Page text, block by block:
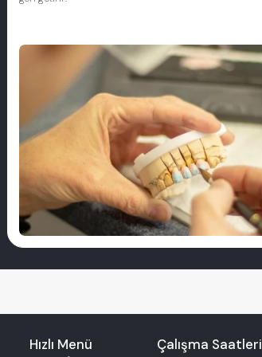
Hızlı Menü Çalışma Saatleri